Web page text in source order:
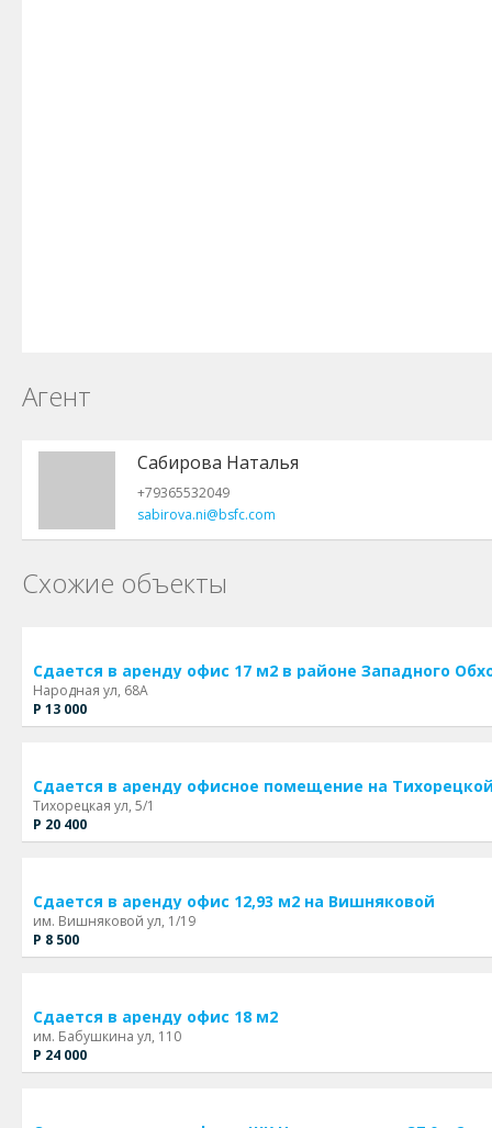
Агент
Сабирова Наталья
+79365532049
sabirova.ni@bsfc.com
Схожие объекты
Сдается в аренду офис 17 м2 в районе Западного
Народная ул, 68А
Р 13 000
Сдается в аренду офисное помещение на
Тихорецкая ул, 5/1
Р 20 400
Сдается в аренду офис 12,93 м2 на Вишняковой
им. Вишняковой ул, 1/19
Р 8 500
Сдается в аренду офис 18 м2
им. Бабушкина ул, 110
Р 24 000